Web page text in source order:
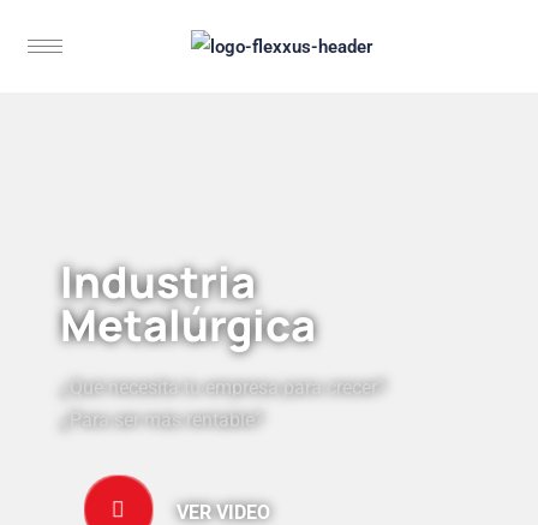
Industria
Metalúrgica
¿Qué necesita tu empresa para crecer?
¿Para ser más rentable?
VER VIDEO